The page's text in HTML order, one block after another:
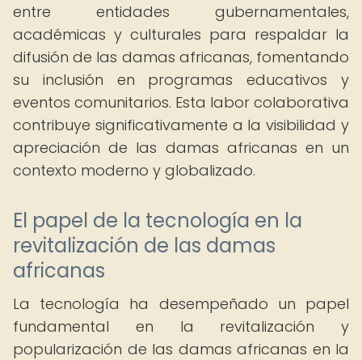
entre entidades gubernamentales,
académicas y culturales para respaldar la
difusión de las damas africanas, fomentando
su inclusión en programas educativos y
eventos comunitarios. Esta labor colaborativa
contribuye significativamente a la visibilidad y
apreciación de las damas africanas en un
contexto moderno y globalizado.
El papel de la tecnología en la
revitalización de las damas
africanas
La tecnología ha desempeñado un papel
fundamental en la revitalización y
popularización de las damas africanas en la